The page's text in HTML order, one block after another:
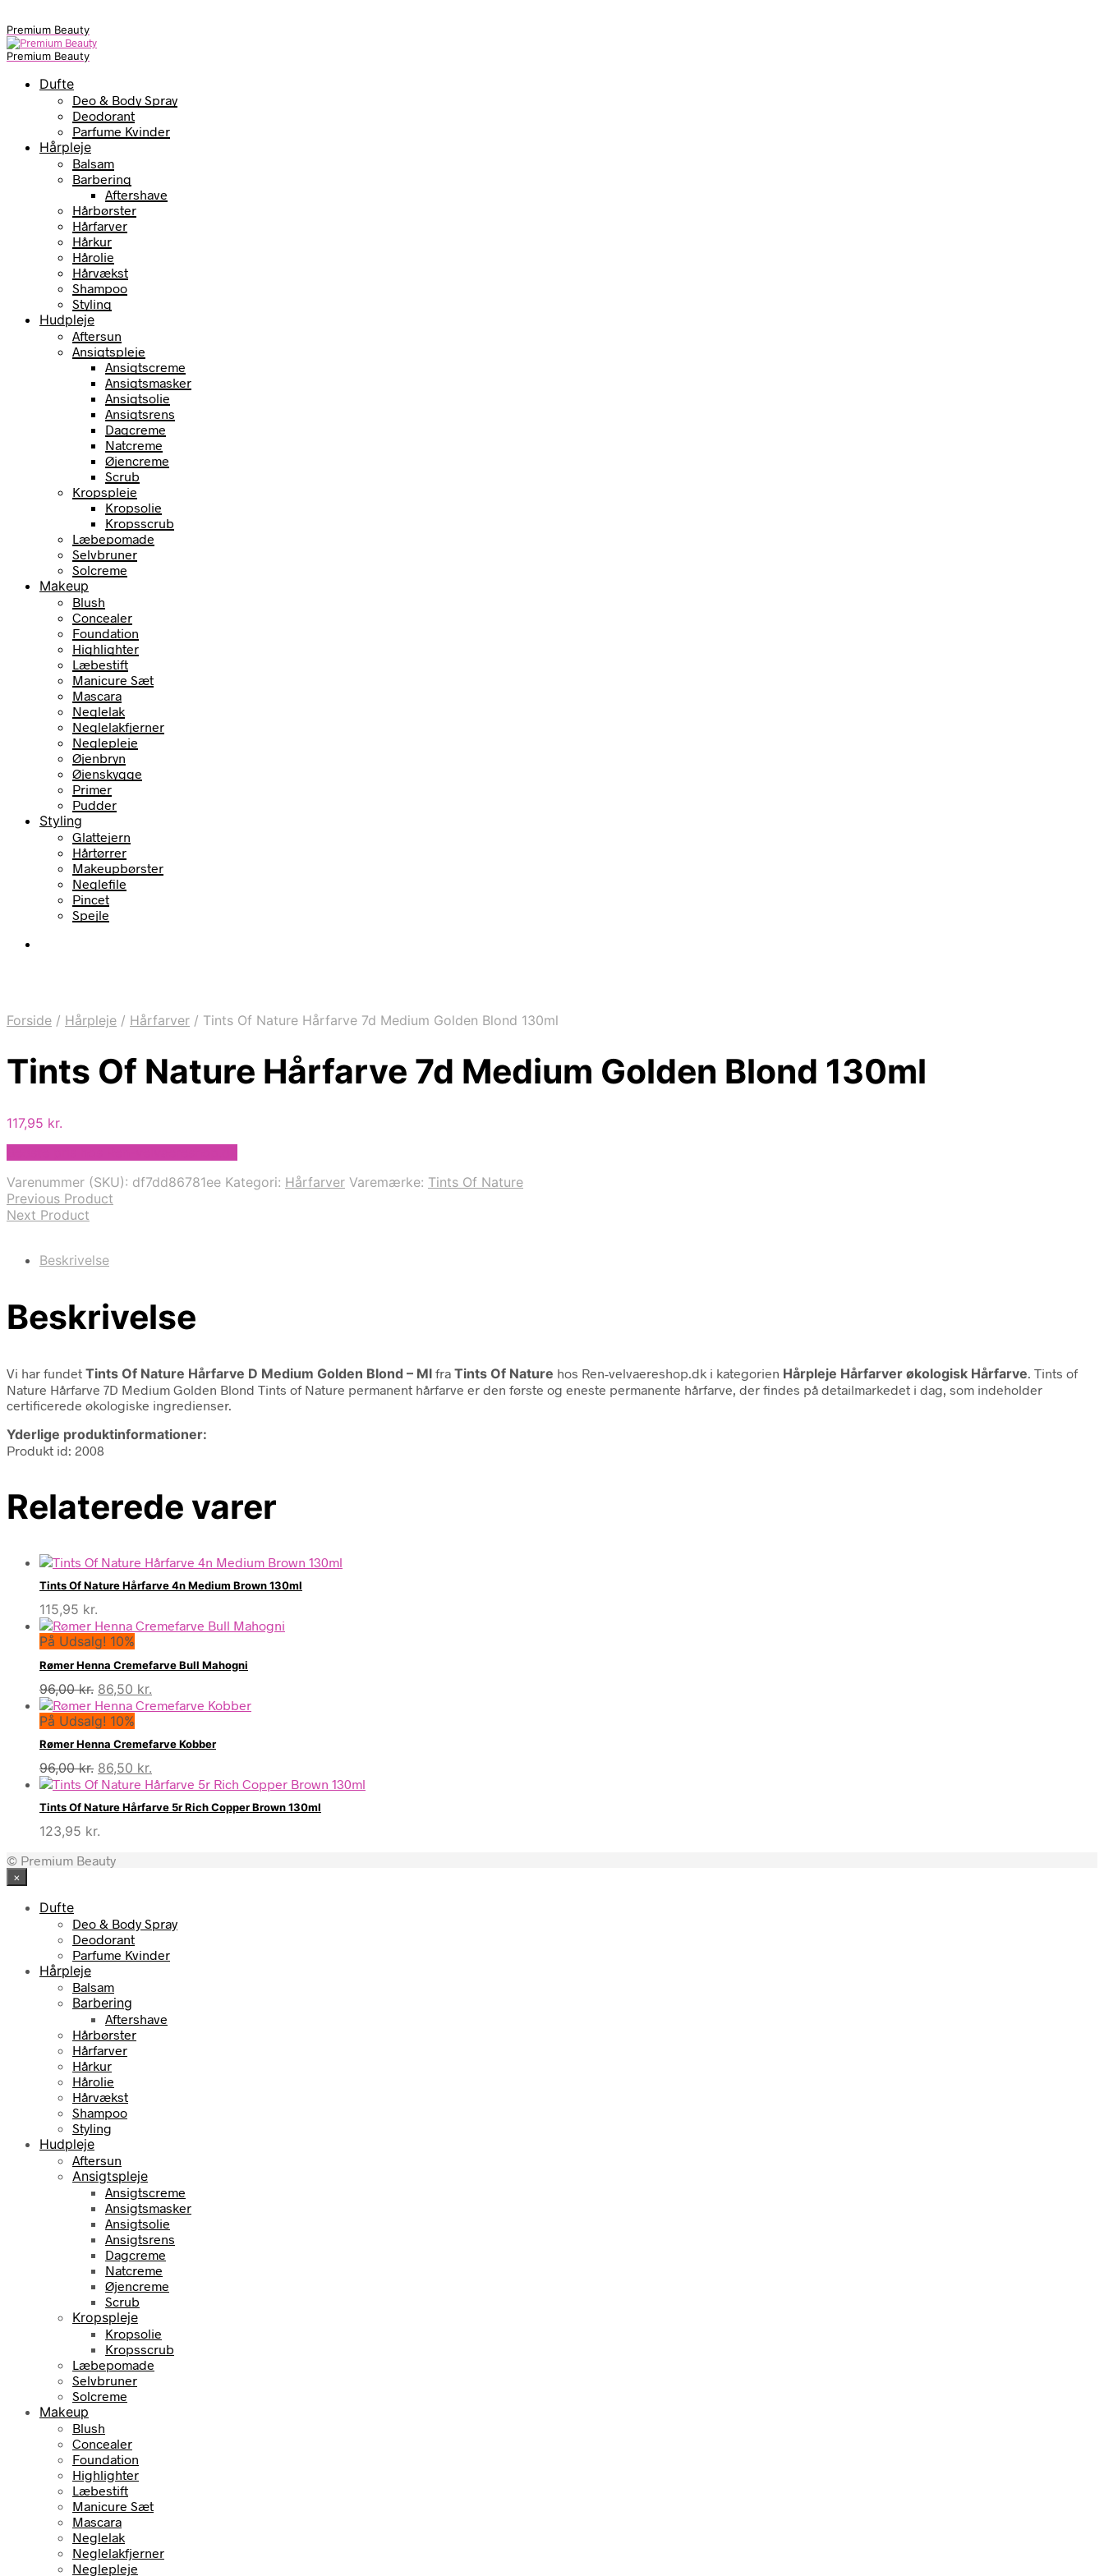
Premium Beauty
Premium Beauty
Dufte
Deo & Body Spray
Deodorant
Parfume Kvinder
Hårpleje
Balsam
Barbering
Aftershave
Hårbørster
Hårfarver
Hårkur
Hårolie
Hårvækst
Shampoo
Styling
Hudpleje
Aftersun
Ansigtspleje
Ansigtscreme
Ansigtsmasker
Ansigtsolie
Ansigtsrens
Dagcreme
Natcreme
Øjencreme
Scrub
Kropspleje
Kropsolie
Kropsscrub
Læbepomade
Selvbruner
Solcreme
Makeup
Blush
Concealer
Foundation
Highlighter
Læbestift
Manicure Sæt
Mascara
Neglelak
Neglelakfjerner
Neglepleje
Øjenbryn
Øjenskygge
Primer
Pudder
Styling
Glattejern
Hårtørrer
Makeupbørster
Neglefile
Pincet
Spejle
Forside / Hårpleje / Hårfarver / Tints Of Nature Hårfarve 7d Medium Golden Blond 130ml
Tints Of Nature Hårfarve 7d Medium Golden Blond 130ml
117,95 kr.
Varenummer (SKU): df7dd86781ee Kategori: Hårfarver Varemærke: Tints Of Nature
Previous Product
Next Product
Beskrivelse
Beskrivelse
Vi har fundet Tints Of Nature Hårfarve D Medium Golden Blond – Ml fra Tints Of Nature hos Ren-velvaereshop.dk i kategorien Hårpleje Hårfarver økologisk Hårfarve . Tints of
Nature Hårfarve 7D Medium Golden Blond Tints of Nature permanent hårfarve er den første og eneste permanente hårfarve, der findes på detailmarkedet i dag, som indeholder
certificerede økologiske ingredienser.
Yderlige produktinformationer:
Produkt id: 2008
Relaterede varer
Tints Of Nature Hårfarve 4n Medium Brown 130ml
115,95 kr.
På Udsalg! 10%
Rømer Henna Cremefarve Bull Mahogni
96,00kr. Den
oprindelige
pris
var:
96,00 kr..
86,50 kr.
aktuelle
er:
86,50 kr..
På Udsalg! 10%
Rømer Henna Cremefarve Kobber
96,00kr. Den
oprindelige
pris
var:
96,00 kr..
86,50 kr.
aktuelle
pris
er:
Tints Of Nature Hårfarve 5r Rich Copper Brown 130ml
123,95 kr.
© Premium Beauty
×
Dufte
Deo & Body Spray
Deodorant
Parfume Kvinder
Hårpleje
Balsam
Barbering
Aftershave
Hårbørster
Hårfarver
Hårkur
Hårolie
Hårvækst
Shampoo
Styling
Hudpleje
Aftersun
Ansigtspleje
Ansigtscreme
Ansigtsmasker
Ansigtsolie
Ansigtsrens
Dagcreme
Natcreme
Øjencreme
Scrub
Kropspleje
Kropsolie
Kropsscrub
Læbepomade
Selvbruner
Solcreme
Makeup
Blush
Concealer
Foundation
Highlighter
Læbestift
Manicure Sæt
Mascara
Neglelak
Neglelakfjerner
Neglepleje